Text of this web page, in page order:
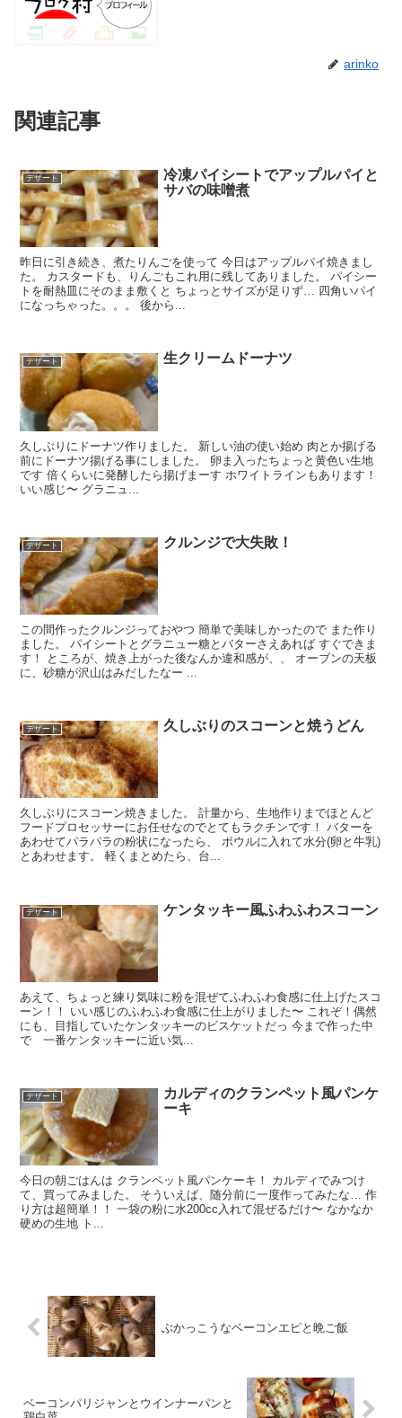
arinko
関連記事
デザート
冷凍パイシートでアップルパイと
サバの味噌煮
昨日に引き続き、煮たりんごを使って 今日はアップルパイ焼きまし
た。 カスタードも、りんごもこれ用に残してありました。 パイシー
トを耐熱皿にそのまま敷くと ちょっとサイズが足りず… 四角いパイ
になっちゃった。。。 後から...
デザート 生クリームドーナツ
久しぶりにドーナツ作りました。 新しい油の使い始め 肉とか揚げる
前にドーナツ揚げる事にしました。 卵ま入ったちょっと黄色い生地
です 倍くらいに発酵したら揚げまーす ホワイトラインもあります！
いい感じ〜 グラニュ...
デザート クルンジで大失敗！
この間作ったクルンジっておやつ 簡単で美味しかったので また作り
ました。 パイシートとグラニュー糖とバターさえあれば すぐできま
す！ ところが、焼き上がった後なんか違和感が、、 オーブンの天板
に、砂糖が沢山はみだしたなー ...
デザート 久しぶりのスコーンと焼うどん
久しぶりにスコーン焼きました。 計量から、生地作りまでほとんど
フードプロセッサーにお任せなのでとてもラクチンです！ バターを
あわせてパラパラの粉状になったら、 ボウルに入れて水分(卵と牛乳)
とあわせます。 軽くまとめたら、台...
デザート ケンタッキー風ふわふわスコーン
あえて、ちょっと練り気味に粉を混ぜてふわふわ食感に仕上げたスコ
ーン！！ いい感じのふわふわ食感に仕上がりました〜 これぞ！偶然
にも、目指していたケンタッキーのビスケットだっ 今まで作った中
で 一番ケンタッキーに近い気...
デザート
カルディのクランペット風パンケ
ーキ
今日の朝ごはんは クランペット風パンケーキ！ カルディでみつけ
て、買ってみました。 そういえば、随分前に一度作ってみたな… 作
り方は超簡単！！ 一袋の粉に水200cc入れて混ぜるだけ〜 なかなか
硬めの生地 ト...
ぶかっこうなベーコンエピと晩ご飯
ベーコンパリジャンとウインナーパンと